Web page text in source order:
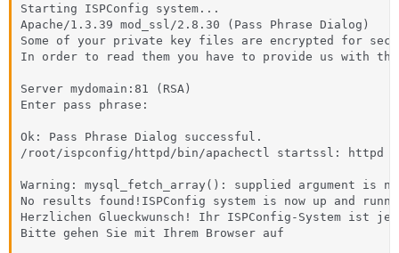
Starting ISPConfig system...
Apache/1.3.39 mod_ssl/2.8.30 (Pass Phrase Dialog)
Some of your private key files are encrypted for
In order to read them you have to provide us with the
Server mydomain:81 (RSA)
Enter pass phrase:
Ok: Pass Phrase Dialog successful.
/root/ispconfig/httpd/bin/apachectl startssl: httpd
Warning: mysql_fetch_array(): supplied
No results found!ISPConfig system is now up and
Herzlichen Glueckwunsch! Ihr ISPConfig-
Bitte gehen Sie mit Ihrem Browser auf